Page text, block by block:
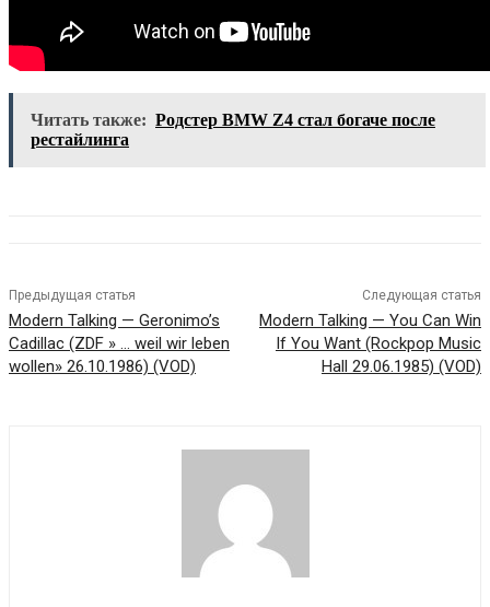
Читать также: Родстер BMW Z4 стал богаче после
рестайлинга
Предыдущая статья
Modern Talking — Geronimo’s
Cadillac (ZDF » … weil wir leben
wollen» 26.10.1986) (VOD)
Следующая статья
Modern Talking — You Can Win
If You Want (Rockpop Music
Hall 29.06.1985) (VOD)